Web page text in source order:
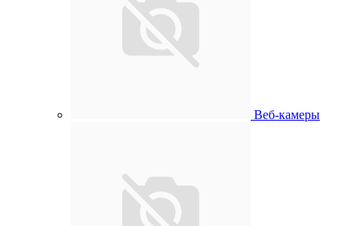
Веб-камеры